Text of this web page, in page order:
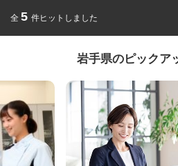
全 5 件ヒットしました
岩手県のピックア